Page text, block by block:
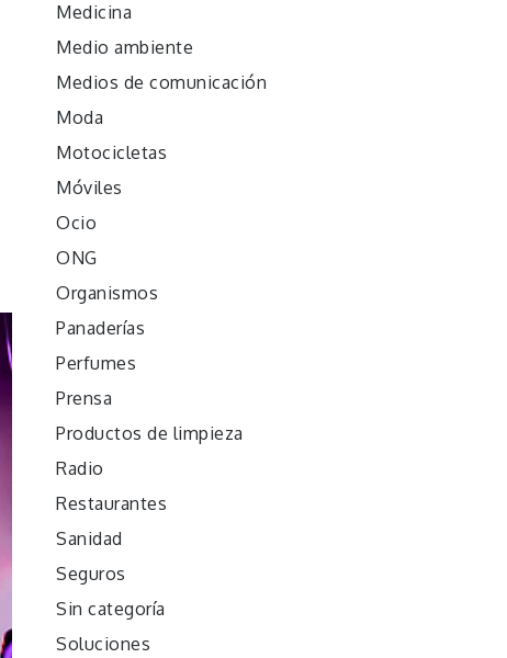
Medicina
Medio ambiente
Medios de comunicación
Moda
Motocicletas
Móviles
Ocio
ONG
Organismos
Panaderías
Perfumes
Prensa
Productos de limpieza
Radio
Restaurantes
Sanidad
Seguros
Sin categoría
Soluciones